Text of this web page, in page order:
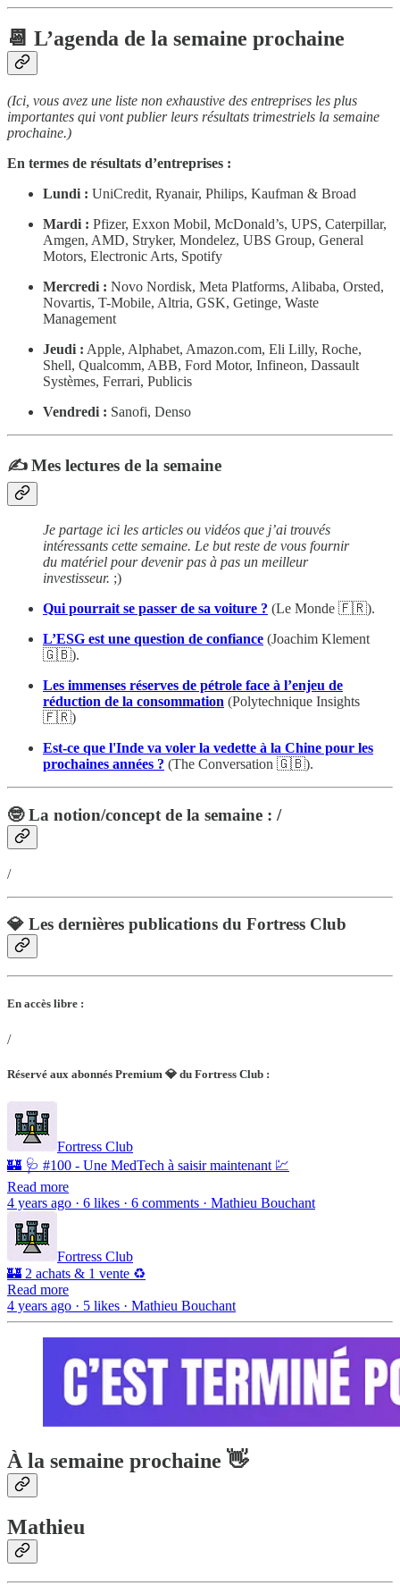
📆 L’agenda de la semaine prochaine
(Ici, vous avez une liste non exhaustive des entreprises les plus
importantes qui vont publier leurs résultats trimestriels la semaine
prochaine.)
En termes de résultats d’entreprises :
Lundi : UniCredit, Ryanair, Philips, Kaufman & Broad
Mardi : Pfizer, Exxon Mobil, McDonald’s, UPS, Caterpillar,
Amgen, AMD, Stryker, Mondelez, UBS Group, General
Motors, Electronic Arts, Spotify
Mercredi : Novo Nordisk, Meta Platforms, Alibaba, Orsted,
Novartis, T-Mobile, Altria, GSK, Getinge, Waste
Management
Jeudi : Apple, Alphabet, Amazon.com, Eli Lilly, Roche,
Shell, Qualcomm, ABB, Ford Motor, Infineon, Dassault
Systèmes, Ferrari, Publicis
Vendredi : Sanofi, Denso
✍️ Mes lectures de la semaine
Je partage ici les articles ou vidéos que j’ai trouvés
intéressants cette semaine. Le but reste de vous fournir
du matériel pour devenir pas à pas un meilleur
investisseur. ;)
Qui pourrait se passer de sa voiture ? (Le Monde 🇫🇷).
L’ESG est une question de confiance (Joachim Klement
🇬🇧).
Les immenses réserves de pétrole face à l’enjeu de
réduction de la consommation (Polytechnique Insights
🇫🇷)
Est-ce que l'Inde va voler la vedette à la Chine pour les
prochaines années ? (The Conversation 🇬🇧).
🤓 La notion/concept de la semaine : /
/
💎 Les dernières publications du Fortress Club
En accès libre :
/
Réservé aux abonnés Premium 💎 du Fortress Club :
Fortress Club
🏰 🩺 #100 - Une MedTech à saisir maintenant 💹
Read more
4 years ago · 6 likes · 6 comments · Mathieu Bouchant
Fortress Club
🏰 2 achats & 1 vente ♻️
Read more
4 years ago · 5 likes · Mathieu Bouchant
À la semaine prochaine 👋
Mathieu